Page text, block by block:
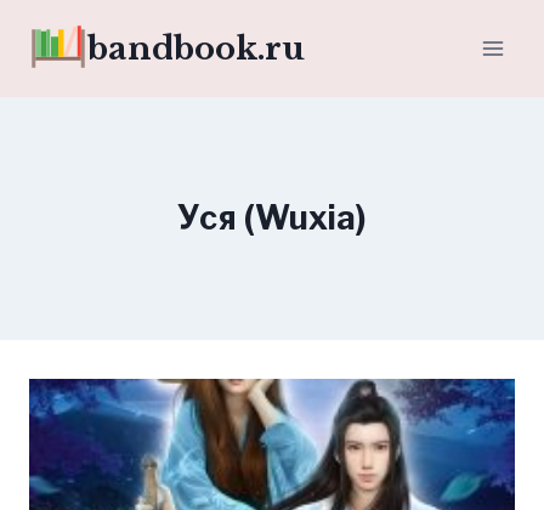
bandbook.ru
Уся (Wuxia)